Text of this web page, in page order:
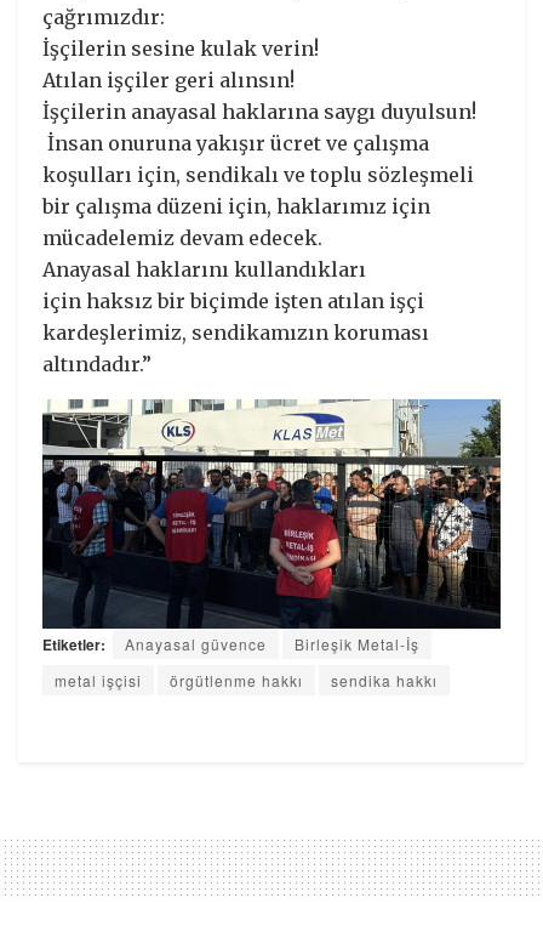
çağrımızdır:
İşçilerin sesine kulak verin!
Atılan işçiler geri alınsın!
İşçilerin anayasal haklarına saygı duyulsun!
İnsan onuruna yakışır ücret ve çalışma
koşulları için, sendikalı ve toplu sözleşmeli
bir çalışma düzeni için, haklarımız için
mücadelemiz devam edecek.
Anayasal haklarını kullandıkları
için haksız bir biçimde işten atılan işçi
kardeşlerimiz, sendikamızın koruması
altındadır.”
Etiketler: Anayasal güvence
Birleşik Metal-İş
metal işçisi
örgütlenme hakkı sendika hakkı